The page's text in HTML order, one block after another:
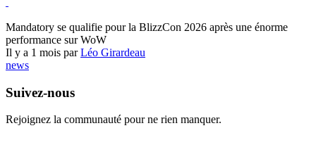
Mandatory se qualifie pour la BlizzCon 2026 après une énorme
performance sur WoW
Il y a 1 mois parLéo Girardeau
news
Suivez-nous
Rejoignez la communauté pour ne rien manquer.